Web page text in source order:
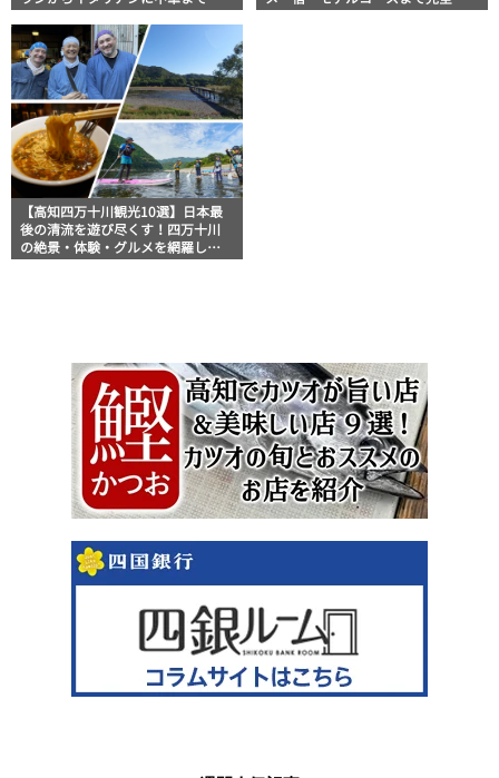
【高知四万十川観光10選】日本最
後の清流を遊び尽くす！四万十川
の絶景・体験・グルメを網羅した